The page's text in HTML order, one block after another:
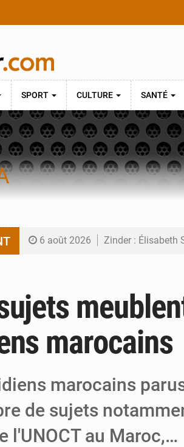
SPORT CULTURE SANTÉ
6 août 2026 Zinder : Élisabeth
6 août 2026 Niger : Bilan à
6 août 2026 Chasse aux gabegies à
5 août 2026 Tibiri : le dialogue,
marocains
marocains
de sujets
l'UNOCT au Maroc,…